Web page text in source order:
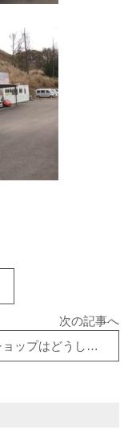
次の記事へ
異色ショップはどうして実現した？